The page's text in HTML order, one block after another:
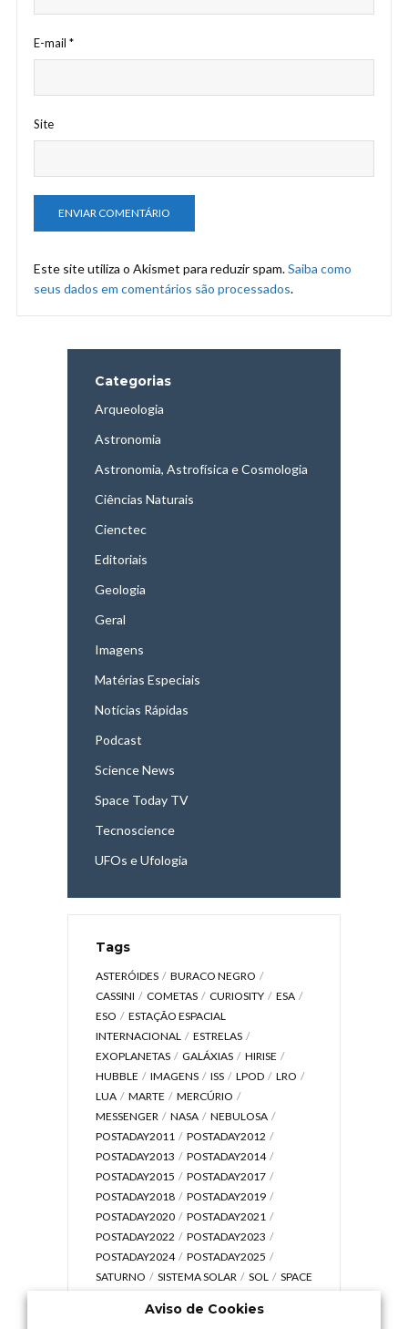
E-mail *
Site
Este site utiliza o Akismet para reduzir spam.Saiba como
seus dados em comentários são processados.
Categorias
Arqueologia
Astronomia
Astronomia, Astrofísica e Cosmologia
Ciências Naturais
Cienctec
Editoriais
Geologia
Geral
Imagens
Matérias Especiais
Notícias Rápidas
Podcast
Science News
Space Today TV
Tecnoscience
UFOs e Ufologia
Tags
ASTERÓIDES
BURACO NEGRO
CASSINI
COMETAS CURIOSITY
ESA
ESO
ESTAÇÃO ESPACIAL
INTERNACIONAL
ESTRELAS
EXOPLANETAS
GALÁXIAS
HIRISE
HUBBLE
IMAGENS ISS LPOD
LRO
LUA
MARTE
MERCÚRIO
MESSENGER
NASA
NEBULOSA
POSTADAY2011
POSTADAY2012
POSTADAY2013
POSTADAY2014
POSTADAY2015
POSTADAY2017
POSTADAY2018
POSTADAY2019
POSTADAY2020
POSTADAY2021
POSTADAY2022
POSTADAY2023
POSTADAY2024
POSTADAY2025
SATURNO
SISTEMA SOLAR SOL
SPACE
UNIVERSO
VÍDEO
Aviso de Cookies